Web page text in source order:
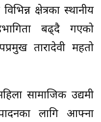
क्षेत्रका स्थानीय
बढ्दै गएको
तारादेवी महतो
सामाजिक उद्यमी
लागि आफ्ना